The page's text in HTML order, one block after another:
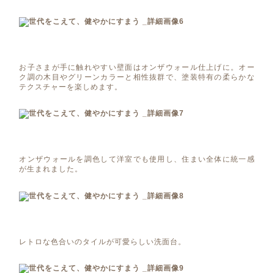
お子さまが手に触れやすい壁面はオンザウォール仕上げに。オー
ク調の木目やグリーンカラーと相性抜群で、塗装特有の柔らかな
テクスチャーを楽しめます。
オンザウォールを調色して洋室でも使用し、住まい全体に統一感
が生まれました。
レトロな色合いのタイルが可愛らしい洗面台。